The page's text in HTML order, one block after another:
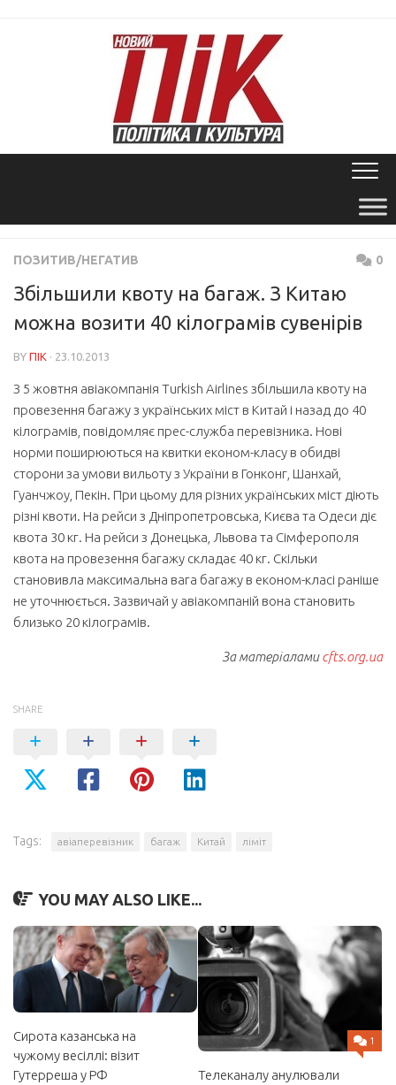
ПОЗИТИВ/НЕГАТИВ 0
Збільшили квоту на багаж. З Китаю
можна возити 40 кілограмів сувенірів
BY ПІК · 23.10.2013
З 5 жовтня авіакомпанія Turkish Airlines збільшила квоту на
провезення багажу з українських міст в Китай і назад до 40
кілограмів, повідомляє прес-служба перевізника. Нові
норми поширюються на квитки економ-класу в обидві
сторони за умови вильоту з України в Гонконг, Шанхай,
Гуанчжоу, Пекін. При цьому для різних українських міст діють
різні квоти. На рейси з Дніпропетровська, Києва та Одеси діє
квота 30 кг. На рейси з Донецька, Львова та Сімферополя
квота на провезення багажу складає 40 кг. Скільки
становивла максимальна вага багажу в економ-класі раніше
не уточнюється. Зазвичай у авіакомпаній вона становить
близько 20 кілограмів.
За матеріаламиcfts.org.ua
SHARE
Tags: авіаперевізник багаж Китай ліміт
YOU MAY ALSO LIKE...
Сирота казанська на
чужому весіллі: візит
Гутерреша у РФ
1
Телеканалу анулювали